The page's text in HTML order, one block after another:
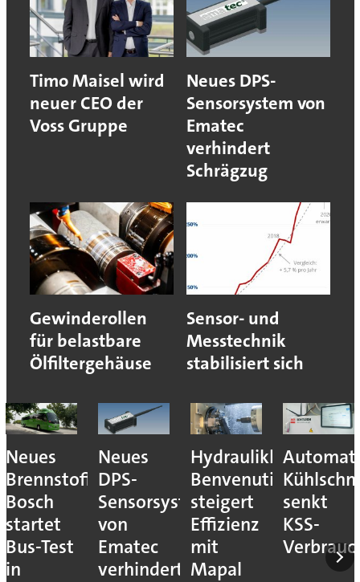
Timo Maisel wird
neuer CEO der
Voss Gruppe
Neues DPS-
Sensorsystem von
Ematec
verhindert
Schrägzug
Gewinderollen
für belastbare
Ölfiltergehäuse
Sensor- und
Messtechnik
stabilisiert sich
Neues
Brennstoffzellensystem:
Bosch
startet
Bus-Test
in
Neues
DPS-
Sensorsystem
von
Ematec
verhindert
Hydraulikhersteller
Benvenuti
steigert
Effizienz
mit
Mapal
senkt
KSS-